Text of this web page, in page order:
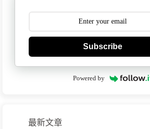
Subscribe
Powered by
最新文章